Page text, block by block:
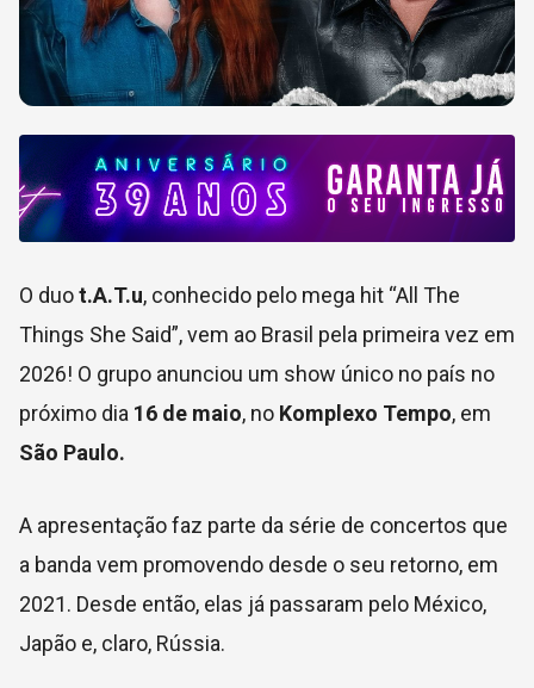
O duot.A.T.u, conhecido pelo mega hit “All The
Things She Said”, vem ao Brasil pela primeira vez em
2026! O grupo anunciou um show único no país no
próximo dia 16 de maio, no Komplexo Tempo, em
São Paulo.
A apresentação faz parte da série de concertos que
a banda vem promovendo desde o seu retorno, em
2021. Desde então, elas já passaram pelo México,
Japão e, claro, Rússia.